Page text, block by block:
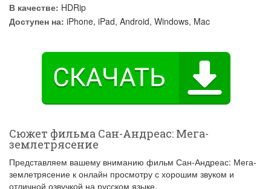
В качестве: HDRip
Доступен на: iPhone, iPad, Android, Windows, Mac
Сюжет фильма Сан-Андреас: Мега-
землетрясение
Представляем вашему вниманию фильм Сан-Андреас: Мега-
землетрясение к онлайн просмотру с хорошим звуком и
отличной озвучкой на русском языке.